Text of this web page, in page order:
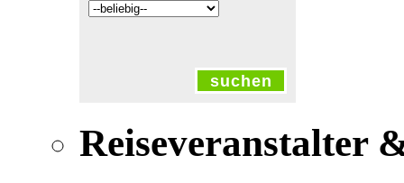
suchen
Reiseveranstalter